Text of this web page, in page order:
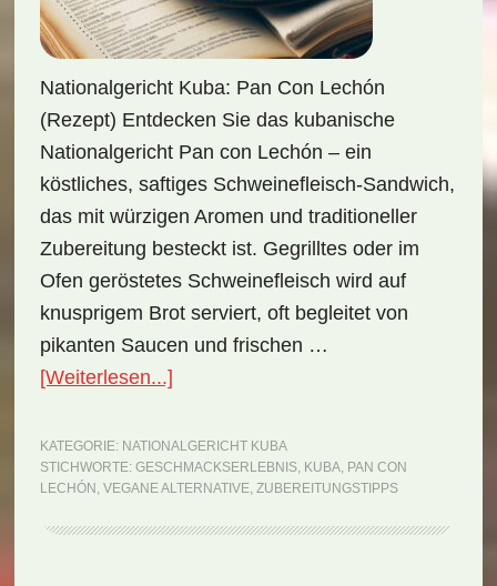
Nationalgericht Kuba: Pan Con Lechón
(Rezept) Entdecken Sie das kubanische
Nationalgericht Pan con Lechón – ein
köstliches, saftiges Schweinefleisch-Sandwich,
das mit würzigen Aromen und traditioneller
Zubereitung besteckt ist. Gegrilltes oder im
Ofen geröstetes Schweinefleisch wird auf
knusprigem Brot serviert, oft begleitet von
pikanten Saucen und frischen …
[Weiterlesen...]ÜberNationalgericht
Pan
con
(Rezept)
KATEGORIE: NATIONALGERICHT KUBA
STICHWORTE: GESCHMACKSERLEBNIS, KUBA, PAN CON
LECHÓN , VEGANE ALTERNATIVE, ZUBEREITUNGSTIPPS